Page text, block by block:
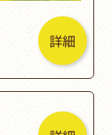
詳細